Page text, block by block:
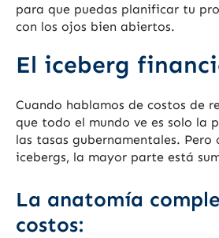
para que puedas planificar tu
con los ojos bien abiertos.
El iceberg
Cuando hablamos de costos de
que todo el mundo ve es solo la
las tasas gubernamentales. Pero
icebergs, la mayor parte está
La anatomía
costos: